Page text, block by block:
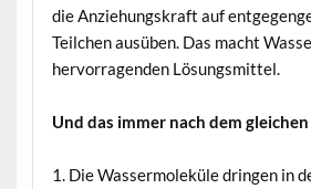
die Anziehungskraft auf
Teilchen ausüben. Das macht
hervorragenden Lösungsmittel.
Und das immer nach dem gleichen
1. Die Wassermoleküle dringen in